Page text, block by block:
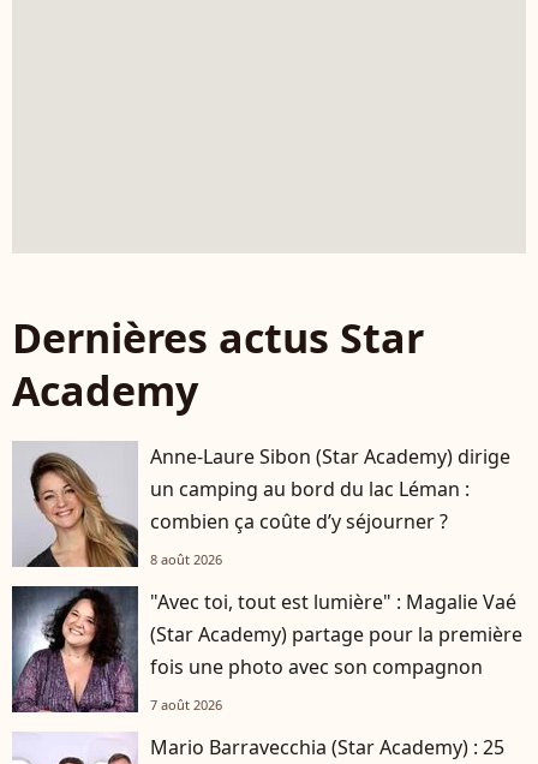
Dernières actus Star
Academy
Anne-Laure Sibon (Star Academy) dirige
un camping au bord du lac Léman :
combien ça coûte d’y séjourner ?
8 août 2026
"Avec toi, tout est lumière" : Magalie Vaé
(Star Academy) partage pour la première
fois une photo avec son compagnon
7 août 2026
Mario Barravecchia (Star Academy) : 25